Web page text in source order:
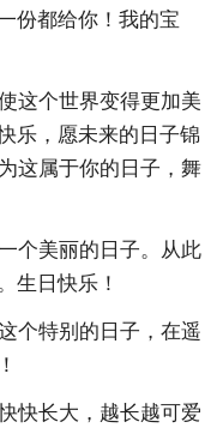
份都给你！我的宝
这个世界变得更加美
乐，愿未来的日子锦
这属于你的日子，舞
个美丽的日子。从此
生日快乐！
个特别的日子，在遥
快长大，越长越可爱